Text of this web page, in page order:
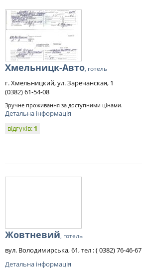
Хмельницк-Авто, готель
г. Хмельницкий, ул. Заречанская, 1
(0382) 61-54-08
Зручне проживання за доступними цінами.
Детальна інформація
відгуків: 1
Жовтневий, готель
вул. Володимирська, 61, тел : ( 0382) 76-46-67
Детальна інформація